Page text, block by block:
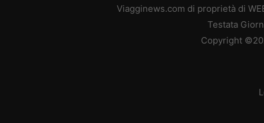
Viagginews.com di proprietà di
Testata
Copyright